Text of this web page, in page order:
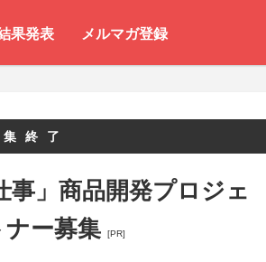
果発表 メルマガ登録
終了
事」商品開発プロジェ
ー募集
[PR]